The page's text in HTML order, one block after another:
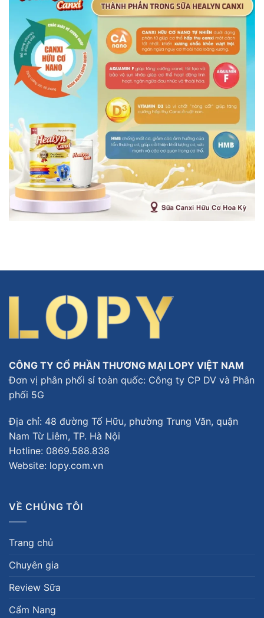
CÔNG TY CỔ PHẦN THƯƠNG MẠI LOPY VIỆT NAM
Đơn vị phân phối sỉ toàn quốc: Công ty CP DV và Phân
phối 5G
Địa chỉ: 48 đường Tố Hữu, phường Trung Văn, quận
Nam Từ Liêm, TP. Hà Nội
Hotline: 0869.588.838
Website: lopy.com.vn
VỀ CHÚNG TÔI
Trang chủ
Chuyên gia
Review Sữa
Cẩm Nang